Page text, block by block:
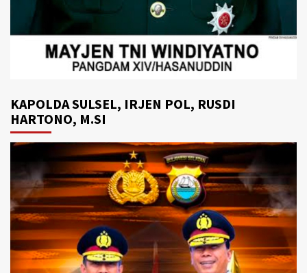
KAPOLDA SULSEL, IRJEN POL, RUSDI
HARTONO, M.SI